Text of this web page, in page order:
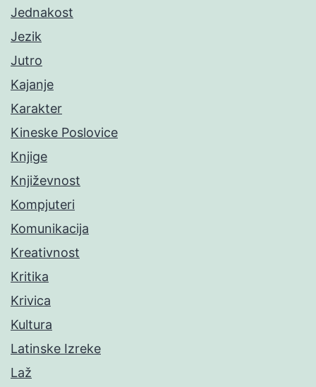
Jednakost
Jezik
Jutro
Kajanje
Karakter
Kineske Poslovice
Knjige
Književnost
Kompjuteri
Komunikacija
Kreativnost
Kritika
Krivica
Kultura
Latinske Izreke
Laž